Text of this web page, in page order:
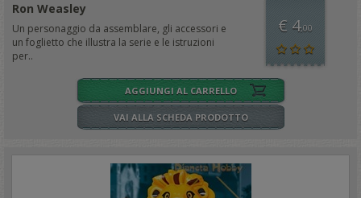
Ron Weasley
Un personaggio da assemblare, gli accessori e
un foglietto che illustra la serie e le istruzioni
per..
€ 4,00
AGGIUNGI AL CARRELLO
VAI ALLA SCHEDA PRODOTTO